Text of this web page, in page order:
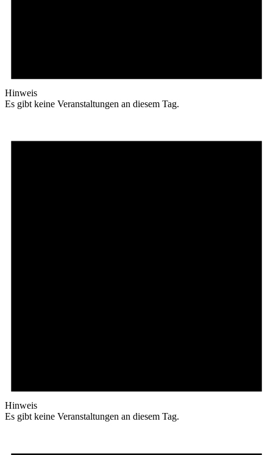
Hinweis
Es gibt keine Veranstaltungen an diesem Tag.
Hinweis
Es gibt keine Veranstaltungen an diesem Tag.